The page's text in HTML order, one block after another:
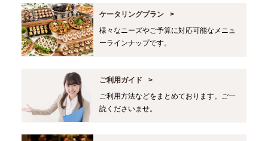
ケータリングプラン
様々なニーズやご予算に対応可能なメニュ
ーラインナップです。
ご利用ガイド
ご利用方法などをまとめております。ご一
読くださいませ。